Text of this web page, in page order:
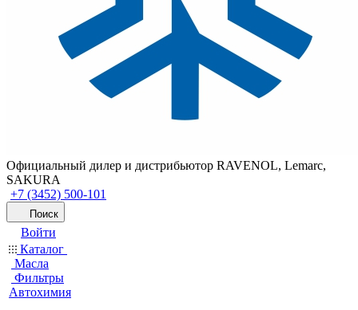
Официальный дилер и дистрибьютор RAVENOL, Lemarc,
SAKURA
+7 (3452) 500-101
Поиск
Войти
Каталог
Масла
Фильтры
Автохимия